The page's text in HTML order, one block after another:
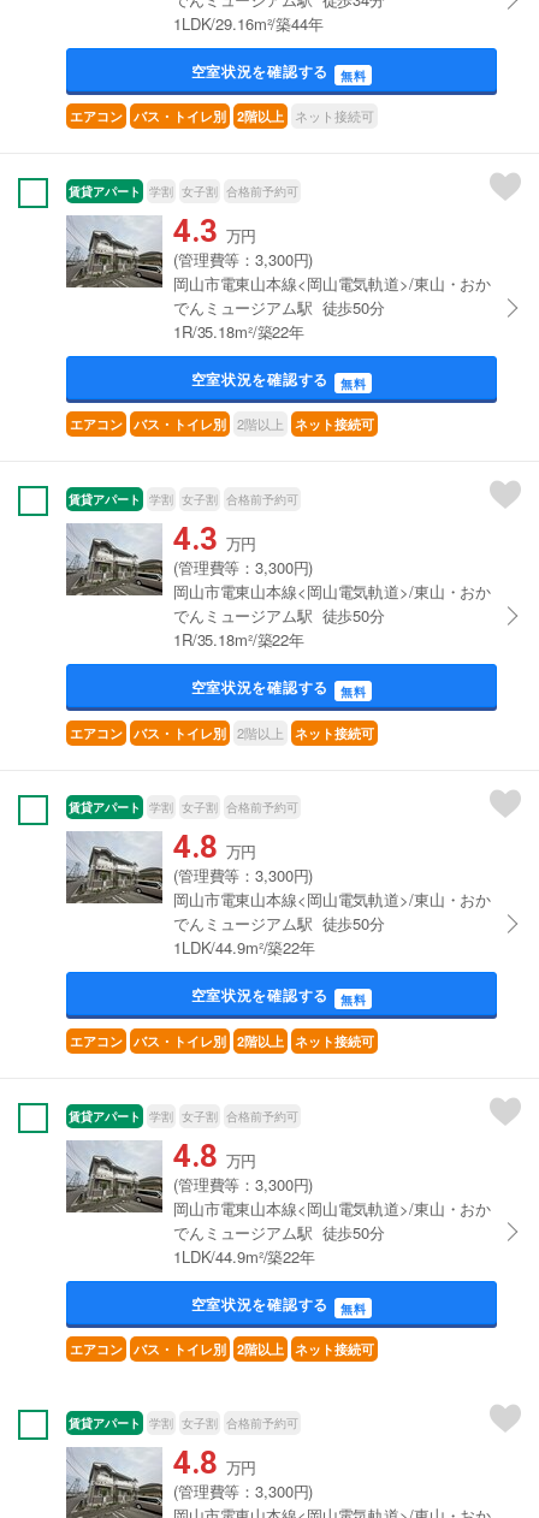
1LDK/29.16m²/築44年
空室状況を確認する 無料
エアコン バス・トイレ別 2階以上 ネット接続可
賃貸アパート 学割 女子割 合格前予約可
4.3 万円
(管理費等：3,300円)
岡山市電東山本線<岡山電気軌道>/東山・おか
でんミュージアム駅 徒歩50分
1R/35.18m²/築22年
空室状況を確認する 無料
エアコン バス・トイレ別 2階以上 ネット接続可
賃貸アパート 学割 女子割 合格前予約可
4.3 万円
(管理費等：3,300円)
岡山市電東山本線<岡山電気軌道>/東山・おか
でんミュージアム駅 徒歩50分
1R/35.18m²/築22年
空室状況を確認する 無料
エアコン バス・トイレ別 2階以上 ネット接続可
賃貸アパート 学割 女子割 合格前予約可
4.8 万円
(管理費等：3,300円)
岡山市電東山本線<岡山電気軌道>/東山・おか
でんミュージアム駅 徒歩50分
1LDK/44.9m²/築22年
空室状況を確認する 無料
エアコン バス・トイレ別 2階以上 ネット接続可
賃貸アパート 学割 女子割 合格前予約可
4.8 万円
(管理費等：3,300円)
岡山市電東山本線<岡山電気軌道>/東山・おか
でんミュージアム駅 徒歩50分
1LDK/44.9m²/築22年
空室状況を確認する 無料
エアコン バス・トイレ別 2階以上 ネット接続可
賃貸アパート 学割 女子割 合格前予約可
4.8 万円
(管理費等：3,300円)